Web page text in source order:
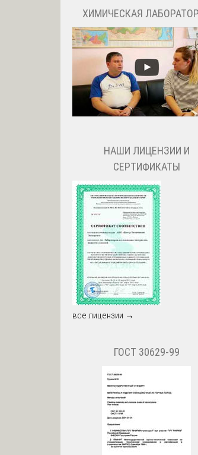
ХИМИЧЕСКАЯ
НАШИ ЛИЦЕНЗИИ И
СЕРТИФИКАТЫ
все лицензии →
ГОСТ 30629-99